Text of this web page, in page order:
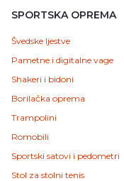
SPORTSKA OPREMA
Švedske ljestve
Pametne i digitalne vage
Shakeri i bidoni
Borilačka oprema
Trampolini
Romobili
Sportski satovi i pedometri
Stol za stolni tenis